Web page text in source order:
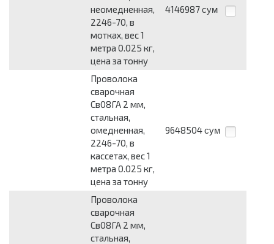
неомедненная,
2246-70, в
мотках, вес 1
метра 0.025 кг,
цена за тонну
4146987 сум
Проволока
сварочная
Св08ГА 2 мм,
стальная,
омедненная,
2246-70, в
кассетах, вес 1
метра 0.025 кг,
цена за тонну
9648504 сум
Проволока
сварочная
Св08ГА 2 мм,
стальная,